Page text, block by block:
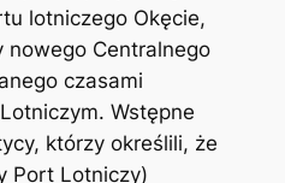
lotniczego Okęcie,
nowego Centralnego
czasami
Wstępne
którzy określili, że
Port Lotniczy)